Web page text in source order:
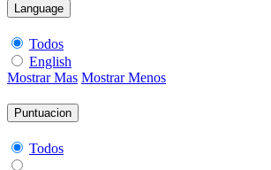
Language
Todos
English
Mostrar Mas Mostrar Menos
Puntuacion
Todos